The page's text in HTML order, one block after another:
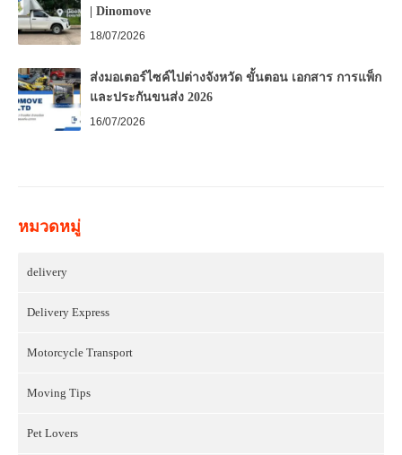
| Dinomove
18/07/2026
ส่งมอเตอร์ไซค์ไปต่างจังหวัด ขั้นตอน เอกสาร การแพ็ก
และประกันขนส่ง 2026
16/07/2026
หมวดหมู่
delivery
Delivery Express
Motorcycle Transport
Moving Tips
Pet Lovers